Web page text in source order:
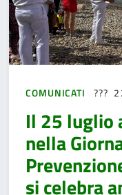
COMUNICATI
Il 25 luglio
nella
si celebra